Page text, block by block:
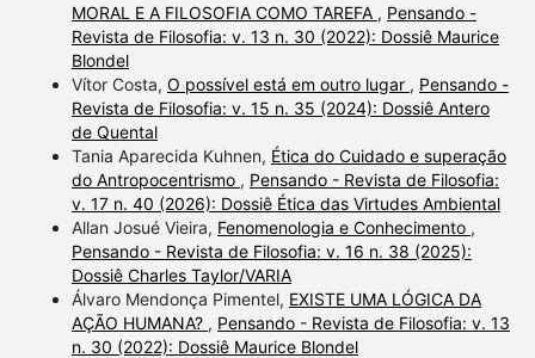
MORAL E A FILOSOFIA COMO TAREFA , Pensando -
Revista de Filosofia: v. 13 n. 30 (2022): Dossiê Maurice
Blondel
Vítor Costa, O possível está em outro lugar , Pensando -
Revista de Filosofia: v. 15 n. 35 (2024): Dossiê Antero
de Quental
Tania Aparecida Kuhnen, Ética do Cuidado e superação
do Antropocentrismo , Pensando - Revista de Filosofia:
v. 17 n. 40 (2026): Dossiê Ética das Virtudes Ambiental
Allan Josué Vieira, Fenomenologia e Conhecimento ,
Pensando - Revista de Filosofia: v. 16 n. 38 (2025):
Dossiê Charles Taylor/VARIA
Álvaro Mendonça Pimentel, EXISTE UMA LÓGICA DA
AÇÃO HUMANA? , Pensando - Revista de Filosofia: v. 13
n. 30 (2022): Dossiê Maurice Blondel